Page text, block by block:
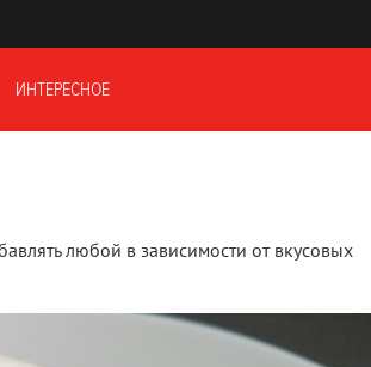
ИНТЕРЕСНОЕ
любой в зависимости от вкусовых